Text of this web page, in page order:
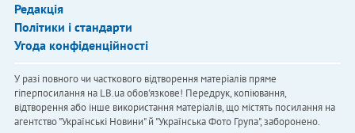
Редакція
Політики і стандарти
Угода конфіденційності
У разі повного чи часткового відтворення матеріалів пряме
гіперпосилання на LB.ua обов'язкове! Передрук, копіювання,
відтворення або інше використання матеріалів, що містять посилання на
агентство "Українськi Новини" й "Українська Фото Група", заборонено.